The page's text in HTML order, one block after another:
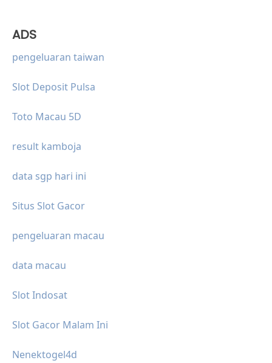
ADS
pengeluaran taiwan
Slot Deposit Pulsa
Toto Macau 5D
result kamboja
data sgp hari ini
Situs Slot Gacor
pengeluaran macau
data macau
Slot Indosat
Slot Gacor Malam Ini
Nenektogel4d